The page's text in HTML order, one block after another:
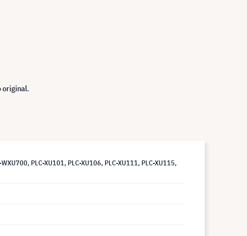
original.
PLC-XU101, PLC-XU106, PLC-XU111, PLC-XU115,